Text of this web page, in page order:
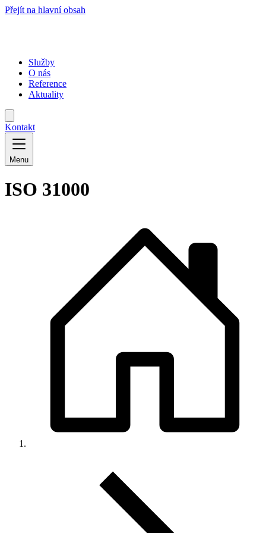
Přejít na hlavní obsah
Služby
O nás
Reference
Aktuality
Kontakt
Menu
ISO 31000